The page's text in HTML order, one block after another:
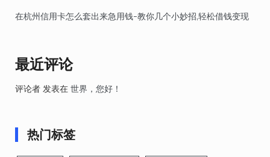
在杭州信用卡怎么套出来急用钱-教你几个小妙招,轻松借钱变现
最近评论
评论者 发表在 世界，您好！
热门标签